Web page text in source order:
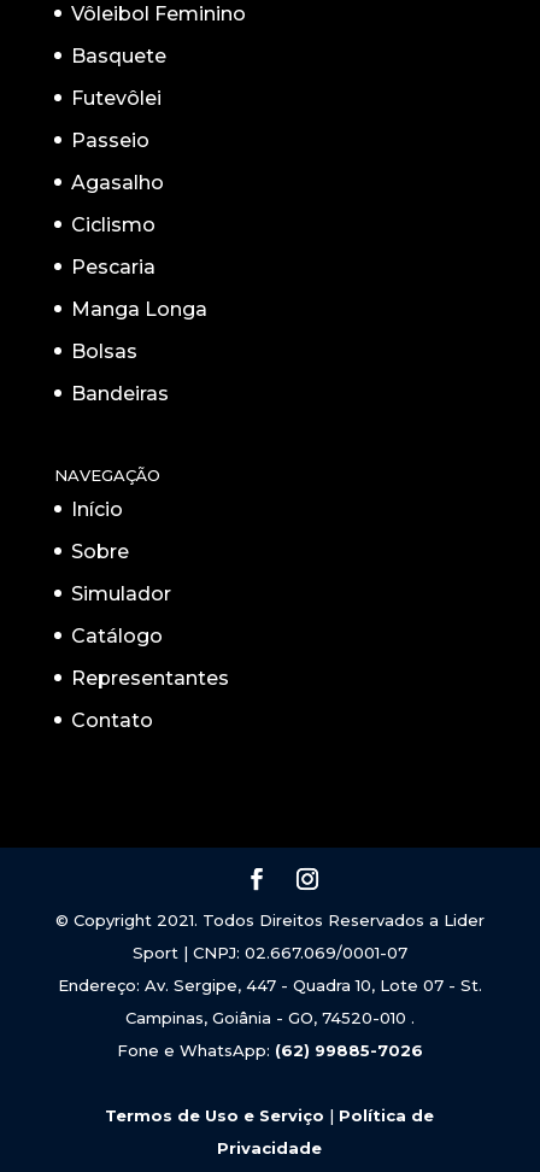
Vôleibol Feminino
Basquete
Futevôlei
Passeio
Agasalho
Ciclismo
Pescaria
Manga Longa
Bolsas
Bandeiras
NAVEGAÇÃO
Início
Sobre
Simulador
Catálogo
Representantes
Contato
© Copyright 2021. Todos Direitos Reservados a Lider
Sport | CNPJ: 02.667.069/0001-07
Endereço: Av. Sergipe, 447 - Quadra 10, Lote 07 - St.
Campinas, Goiânia - GO, 74520-010 .
Fone e WhatsApp: (62) 99885-7026
Termos de Uso e Serviço | Política de
Privacidade